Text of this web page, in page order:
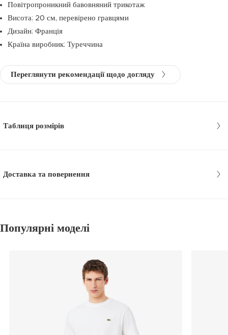
Повітропроникний бавовняний трикотаж
Висота: 20 см, перевірено гравцями
Дизайн: Франція
Країна виробник: Туреччина
Переглянути рекомендації щодо догляду
Таблиця розмірів
Доставка та повернення
Популярні моделі